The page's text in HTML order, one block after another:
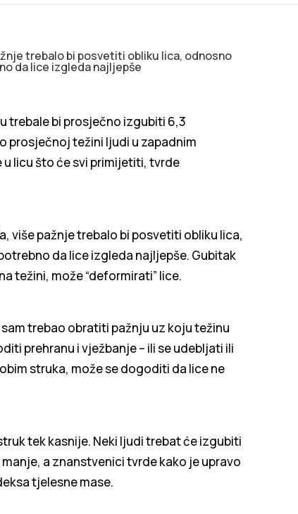
trebalo bi posvetiti obliku lica, odnosno
da lice izgleda najljepše
trebale bi prosječno izgubiti 6,3
prosječnoj težini ljudi u zapadnim
licu što će svi primijetiti, tvrde
više pažnje trebalo bi posvetiti obliku lica,
da lice izgleda najljepše. Gubitak
težini, može “deformirati” lice.
trebao obratiti pažnju uz koju težinu
prehranu i vježbanje – ili se udebljati ili
struka, može se dogoditi da lice ne
tek kasnije. Neki ljudi trebat će izgubiti
a znanstvenici tvrde kako je upravo
tjelesne mase.